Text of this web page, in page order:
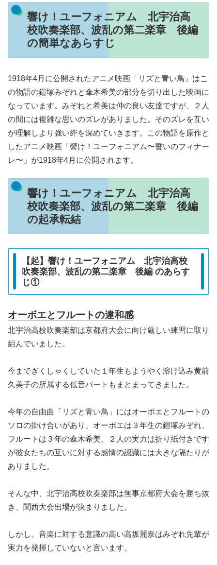
響け！ユーフォニアム 北宇治高
校吹奏楽部、波乱の第二楽章 後編
の簡単なあらすじ
1918年4月に公開されたアニメ映画「リズと青い鳥」はこ
の物語の鎧塚みぞれと傘木希美の部分を切り出した映画に
なっています。みぞれと希美は仲の良い友達ですが、２人
の間には複雑な思いのズレがありました。そのズレを互い
が理解しより強い絆を深めていきます。この物語を原作と
したアニメ映画「響け！ユーフォニアム〜誓いのフィナー
レ〜」が1918年4月に公開されます。
響け！ユーフォニアム 北宇治高
校吹奏楽部、波乱の第二楽章 後編
の起承転結
【起】響け！ユーフォニアム 北宇治高校
吹奏楽部、波乱の第二楽章 後編 のあらす
じ①
オーボエとフルートの違和感
北宇治高校吹奏楽部は京都府大会に向け厳しい練習に取り
組んでいました。
今までぎくしゃくしていた１年生もようやく溶け込み黄前
久美子の所属する低音パートもまとまってきました。
今年の自由曲「リズと青い鳥」にはオーボエとフルートの
ソロの掛け合いがあり、オーボエは３年生の鎧塚みぞれ、
フルートは３年の傘木希美、２人の実力は折り紙付きです
が彼女たちの互いに対する感情の認識には大きな隔たりが
ありました。
そんな中、北宇治高校吹奏楽部は無事京都府大会を勝ち抜
き、関西大会出場が決まりました。
しかし、音楽に対する意識の高い高坂麗奈はみぞれ先輩が
実力を発揮していないと言います。